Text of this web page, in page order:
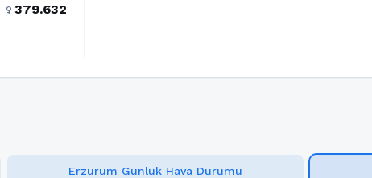
female379.632
Erzurum Günlük Hava Durumu